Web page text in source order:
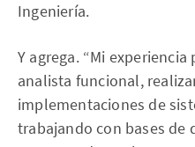
Ingeniería.
Y agrega. “Mi
analista funcional,
implementaciones de
trabajando con bases de